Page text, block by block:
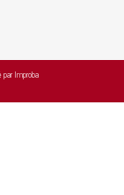
par Improba